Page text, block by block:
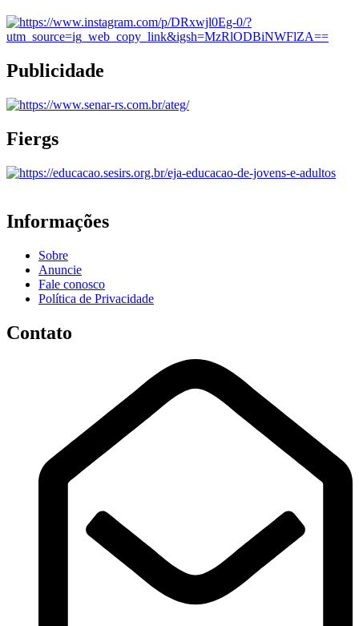
Publicidade
Fiergs
Informações
Sobre
Anuncie
Fale conosco
Política de Privacidade
Contato